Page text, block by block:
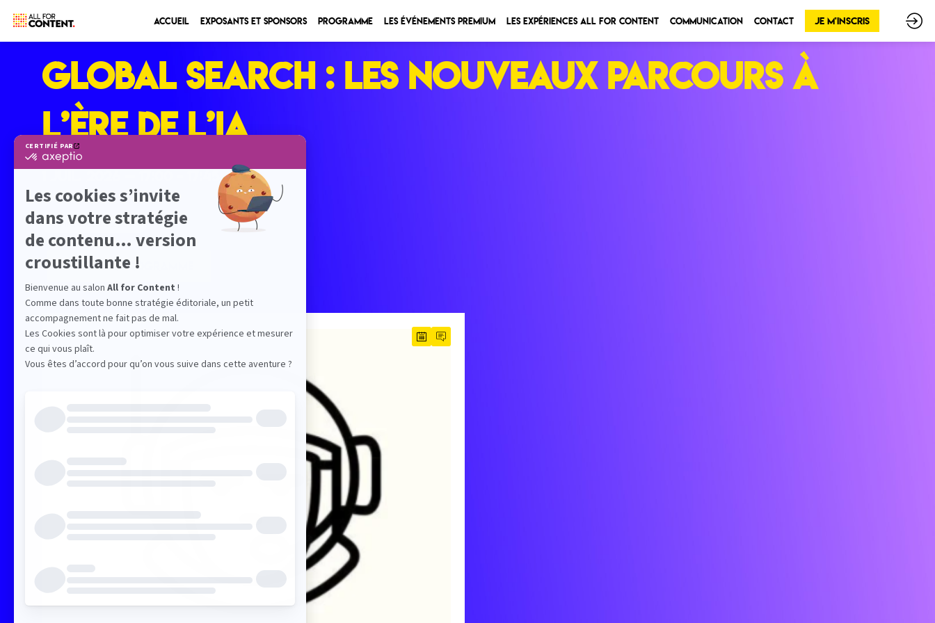
Accueil Exposants et sponsors Programme Les Événements Premium Les expériences All for Content Communication Contact Je m'inscris
Global Search : les nouveaux parcours à
l’ère de l’IA
Eiffel
Conférence stratégique
RETOUR PROGRAMME